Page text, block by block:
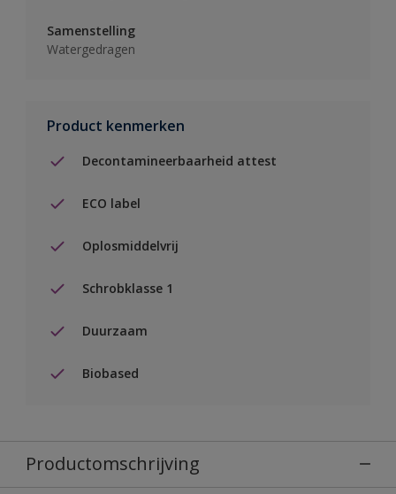
Samenstelling
Watergedragen
Product kenmerken
Decontamineerbaarheid attest
ECO label
Oplosmiddelvrij
Schrobklasse 1
Duurzaam
Biobased
Productomschrijving